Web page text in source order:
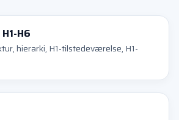
H6
hierarki, H1-tilstedeværelse, H1-